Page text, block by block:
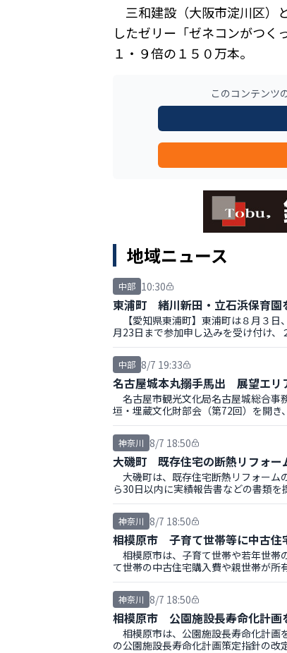
三和建設（大阪市淀川区）
したゼリー「ゼネコンがつく
１・９倍の１５０万本。
このコンテンツ
地域ニュース
中部 10:30
東浦町 緒川新田・立石浜保育
【愛知県東浦町】東浦町は８月３日
月23日まで参加申し込みを受け付け、
中部 8/7 19:33
名古屋城本丸搦手馬出 展望エリ
名古屋市観光文化局名古屋城総合事
垣・埋蔵文化財部会（第72回）を開
を交わした。
神奈川 8/7 18:50
大磯町 既存住宅の断熱リフォー
大磯町は、既存住宅断熱リフォーム
ら30日以内に実績報告書などの書類を
神奈川 8/7 18:50
相模原市 子育て世帯等に中古住
相模原市は、子育て世帯や若年世帯
て世帯の中古住宅購入費や親世帯が所
神奈川 8/7 18:50
相模原市 公園施設長寿命化計画
相模原市は、公園施設長寿命化計画
の公園施設長寿命化計画策定指針の改